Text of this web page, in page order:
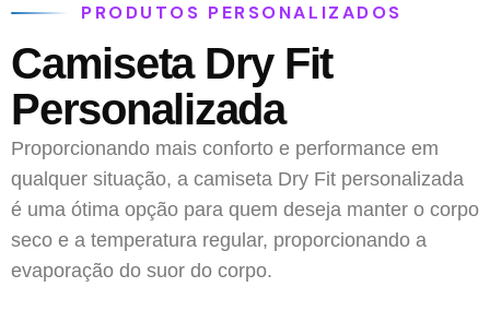
PRODUTOS PERSONALIZADOS
Camiseta Dry Fit
Personalizada
Proporcionando mais conforto e performance em
qualquer situação, a camiseta Dry Fit personalizada
é uma ótima opção para quem deseja manter o corpo
seco e a temperatura regular, proporcionando a
evaporação do suor do corpo.